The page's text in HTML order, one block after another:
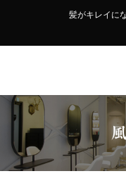
髪がキレイに